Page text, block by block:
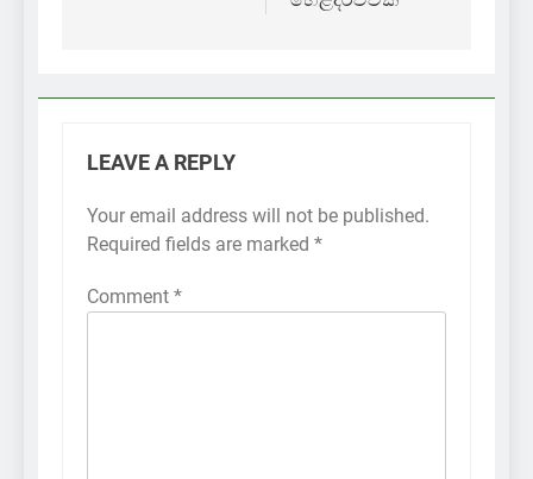
LEAVE A REPLY
Your email address will not be published.
Required fields are marked *
Comment *